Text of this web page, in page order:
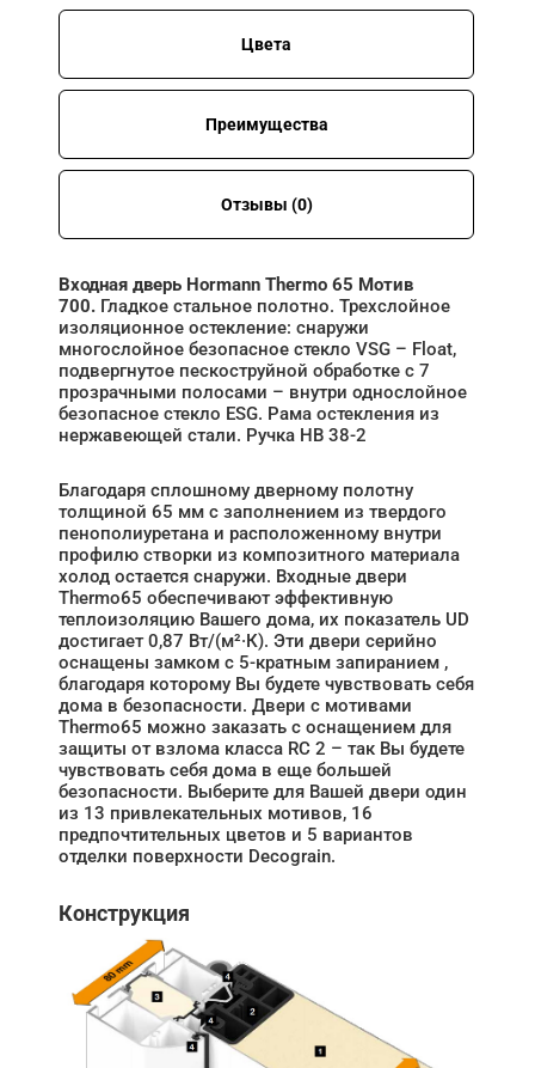
Цвета
Преимущества
Отзывы (0)
Входная дверь Hormann Thermo 65 Мотив
700. Гладкое стальное полотно. Трехслойное
изоляционное остекление: снаружи
многослойное безопасное стекло VSG – Float,
подвергнутое пескоструйной обработке с 7
прозрачными полосами – внутри однослойное
безопасное стекло ESG. Рама остекления из
нержавеющей стали. Ручка HB 38-2
Благодаря сплошному дверному полотну
толщиной 65 мм с заполнением из твердого
пенополиуретана и расположенному внутри
профилю створки из композитного материала
холод остается снаружи. Входные двери
Thermo65 обеспечивают эффективную
теплоизоляцию Вашего дома, их показатель UD
достигает 0,87 Вт/(м²·К). Эти двери серийно
оснащены замком с 5-кратным запиранием ,
благодаря которому Вы будете чувствовать себя
дома в безопасности. Двери с мотивами
Thermo65 можно заказать с оснащением для
защиты от взлома класса RC 2 – так Вы будете
чувствовать себя дома в еще большей
безопасности. Выберите для Вашей двери один
из 13 привлекательных мотивов, 16
предпочтительных цветов и 5 вариантов
отделки поверхности Decograin.
Конструкция